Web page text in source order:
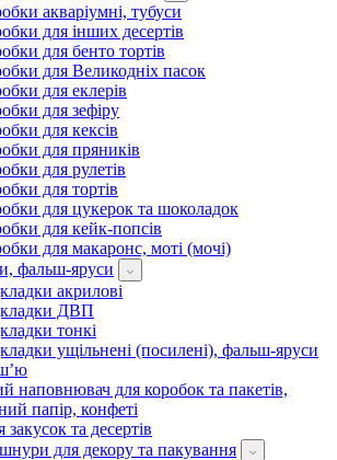
акваріумні, тубуси
для інших десертів
для бенто тортів
для Великодніх пасок
для еклерів
для зефіру
для кексів
для пряників
для рулетів
для тортів
для цукерок та шоколадок
для кейк-попсів
для макаронс, моті (мочі)
фальш-яруси
акрилові
ДВП
тонкі
ущільнені (посилені), фальш-яруси
наповнювач для коробок та пакетів,
папір, конфеті
та десертів
для декору та пакування